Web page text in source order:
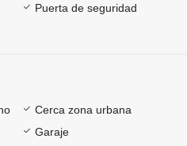
Puerta de seguridad
Cerca zona urbana
Garaje